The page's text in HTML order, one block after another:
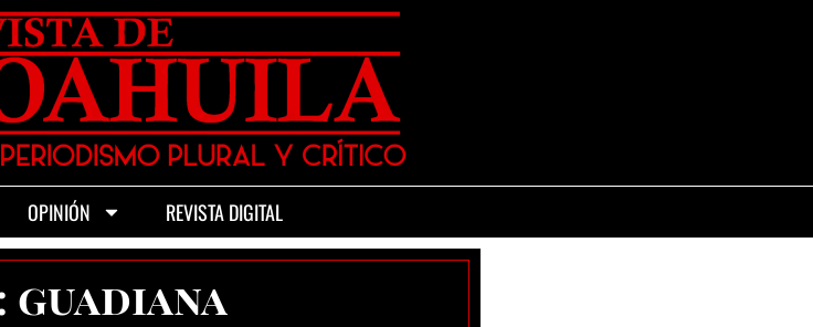
OPINIÓN REVISTA DIGITAL
guadiana